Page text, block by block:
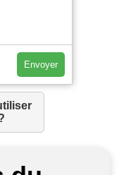
Envoyer